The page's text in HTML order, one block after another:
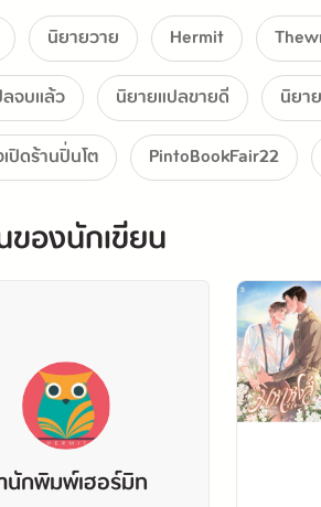
นิยายวาย Hermit
จบแล้ว
นิยายแปลขายดี
นิยา
ปิดร้านปิ่นโต
PintoBookFair22
องนักเขียน
นักพิมพ์เฮอร์มิท